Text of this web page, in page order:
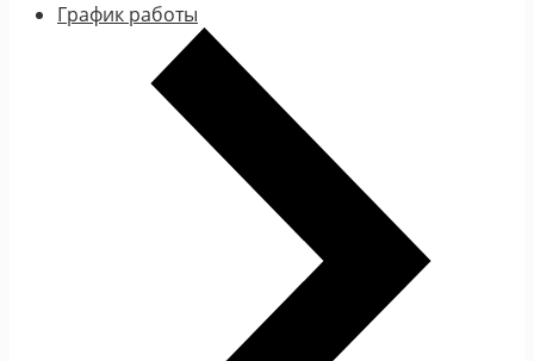
График работы